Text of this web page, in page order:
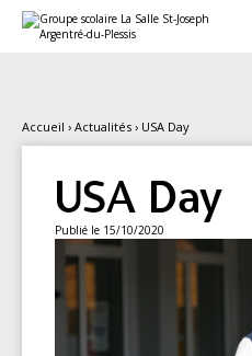
contenu.
personnels
Accueil › Actualités › USA Day
USA Day
Publié le 15/10/2020